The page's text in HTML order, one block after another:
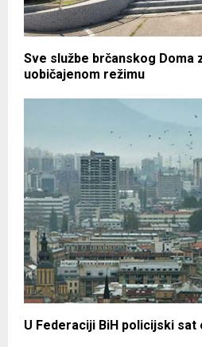
Sve službe brčanskog Doma
uobičajenom režimu
U Federaciji BiH policijski sat